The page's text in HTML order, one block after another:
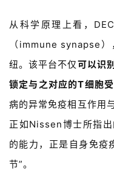
活
动
B
D
投
融
平
台
从科学原理上看，
（immune synapse
纽。该平台不仅可以识
锁定与之对应的T细胞受
病的异常免疫相互作用
正如Nissen博士所指
的能力，正是自身免疫
节”。